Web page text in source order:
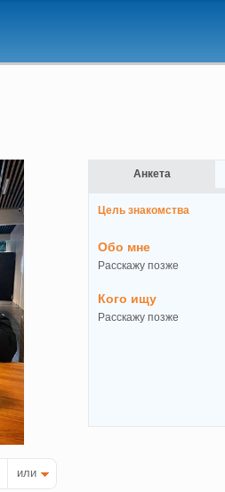
или
Анкета
Цель знакомства
Обо мне
Расскажу позже
Кого ищу
Расскажу позже